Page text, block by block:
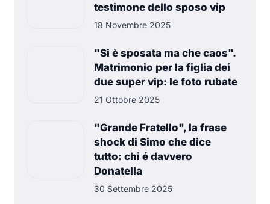
testimone dello sposo vip
18 Novembre 2025
"Si è sposata ma che caos".
Matrimonio per la figlia dei
due super vip: le foto rubate
21 Ottobre 2025
"Grande Fratello", la frase
shock di Simo che dice
tutto: chi é davvero
Donatella
30 Settembre 2025